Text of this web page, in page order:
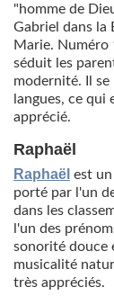
"homme de
Gabriel dans la
Marie. Numéro
séduit les
modernité. Il
langues, ce
apprécié.
Raphaël
Raphaël est
porté par l'un
dans les
l'un des
sonorité douce
musicalité
très appréciés.